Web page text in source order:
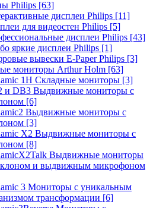
Philips [63]
дисплеи Philips [11]
для видеостен Philips [5]
дисплеи Philips [43]
яркие дисплеи Philips [1]
вывески E-Paper Philips [3]
мониторы Arthur Holm [63]
1Н Складные мониторы [3]
и DB3 Выдвижные мониторы с
[6]
Выдвижные мониторы с
[3]
X2 Выдвижные мониторы с
[8]
Выдвижные мониторы
и выдвижным микрофоном
3 Мониторы с уникальным
трансформации [6]